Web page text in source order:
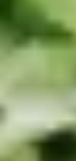
Probiere
Saucen oder
mit
Gerichte zu
Qualität und
Genieße den
unseren